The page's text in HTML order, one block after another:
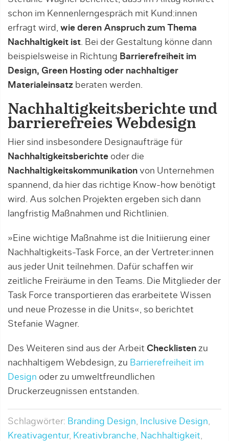
schon im Kennenlerngespräch mit Kund:innen
erfragt wird, wie deren Anspruch zum Thema
Nachhaltigkeit ist. Bei der Gestaltung könne dann
beispielsweise in Richtung Barrierefreiheit im
Design, Green Hosting oder nachhaltiger
Materialeinsatz beraten werden.
Nachhaltigkeitsberichte und
barrierefreies Webdesign
Hier sind insbesondere Designaufträge für
Nachhaltigkeitsberichte oder die
Nachhaltigkeitskommunikation von Unternehmen
spannend, da hier das richtige Know-how benötigt
wird. Aus solchen Projekten ergeben sich dann
langfristig Maßnahmen und Richtlinien.
»Eine wichtige Maßnahme ist die Initiierung einer
Nachhaltigkeits-Task Force, an der Vertreter:innen
aus jeder Unit teilnehmen. Dafür schaffen wir
zeitliche Freiräume in den Teams. Die Mitglieder der
Task Force transportieren das erarbeitete Wissen
und neue Prozesse in die Units«, so berichtet
Stefanie Wagner.
Des Weiteren sind aus der Arbeit Checklisten zu
nachhaltigem Webdesign, zu Barrierefreiheit im
Design oder zu umweltfreundlichen
Druckerzeugnissen entstanden.
Schlagwörter: Branding Design, Inclusive Design,
Kreativagentur, Kreativbranche, Nachhaltigkeit,